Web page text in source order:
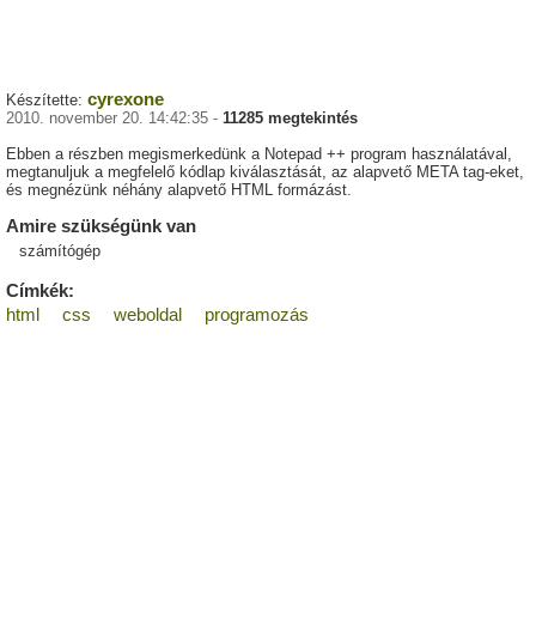
Készítette: cyrexone
2010. november 20. 14:42:35 - 11285 megtekintés
Ebben a részben megismerkedünk a Notepad ++ program használatával,
megtanuljuk a megfelelő kódlap kiválasztását, az alapvető META tag-eket,
és megnézünk néhány alapvető HTML formázást.
Amire szükségünk van
számítógép
Címkék:
html
css weboldal programozás